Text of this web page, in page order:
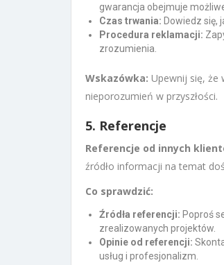
gwarancja obejmuje
Czas trwania: Dowiedz się,
Procedura reklamacji:
zrozumienia.
Wskazówka: Upewnij się, że
nieporozumień w przyszłości.
5. Referencje
Referencje od innych
źródło informacji na temat
Co sprawdzić:
Źródła referencji: Poproś
zrealizowanych projektów.
Opinie od referencji:
usług i profesjonalizm.